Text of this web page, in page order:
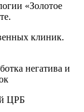
«Золотое
клиник.
ЦРБ